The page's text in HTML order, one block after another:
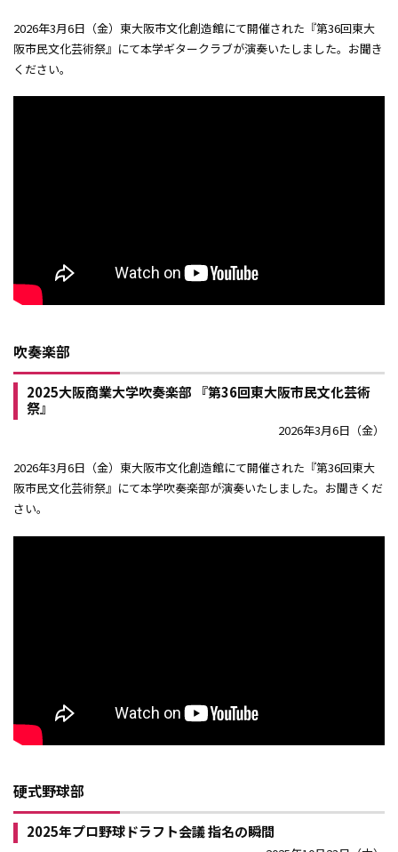
2026年3月6日（金）東大阪市文化創造館にて開催された『第36回東大
阪市民文化芸術祭』にて本学ギタークラブが演奏いたしました。お聞き
ください。
吹奏楽部
2025大阪商業大学吹奏楽部 『第36回東大阪市民文化芸術
祭』
2026年3月6日（金）
2026年3月6日（金）東大阪市文化創造館にて開催された『第36回東大
阪市民文化芸術祭』にて本学吹奏楽部が演奏いたしました。お聞きくだ
さい。
硬式野球部
2025年プロ野球ドラフト会議 指名の瞬間